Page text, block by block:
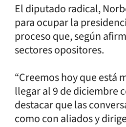
El diputado radical,
para ocupar la
proceso que, según
sectores opositores.
“Creemos hoy que está
llegar al 9 de diciembre
destacar que las
como con aliados y